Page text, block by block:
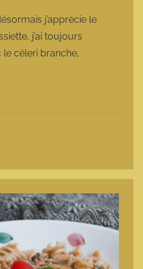
j’apprécie le
j’ai toujours
céleri branche,